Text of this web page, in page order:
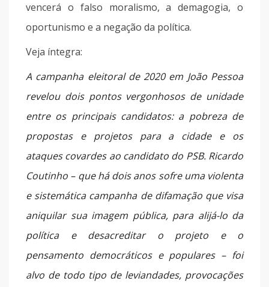
vencerá o falso moralismo, a demagogia, o
oportunismo e a negação da política.
Veja íntegra:
A campanha eleitoral de 2020 em João Pessoa
revelou dois pontos vergonhosos de unidade
entre os principais candidatos: a pobreza de
propostas e projetos para a cidade e os
ataques covardes ao candidato do PSB. Ricardo
Coutinho – que há dois anos sofre uma violenta
e sistemática campanha de difamação que visa
aniquilar sua imagem pública, para alijá-lo da
política e desacreditar o projeto e o
pensamento democráticos e populares – foi
alvo de todo tipo de leviandades, provocações